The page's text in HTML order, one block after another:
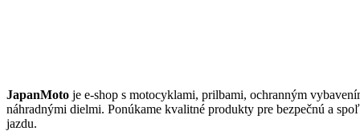
JapanMoto je e-shop s motocyklami, prilbami, ochranným
náhradnými dielmi. Ponúkame kvalitné produkty pre bezpečnú a
jazdu.